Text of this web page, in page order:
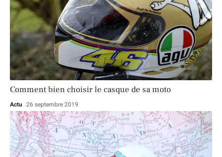
Comment bien choisir le casque de sa moto
Actu 26 septembre 2019